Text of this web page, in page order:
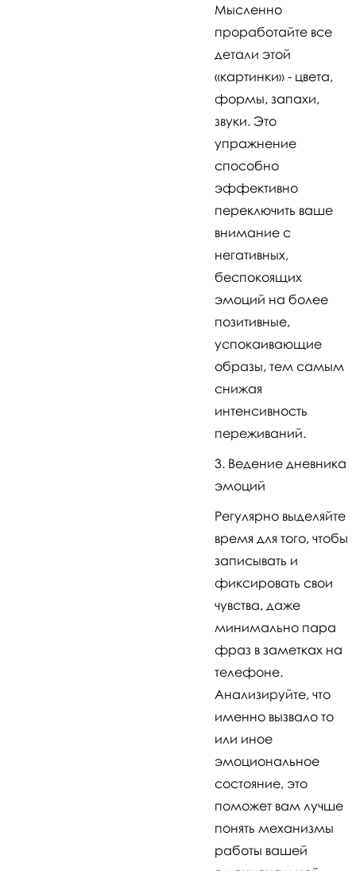
Мысленно
проработайте все
детали этой
«картинки» - цвета,
формы, запахи,
звуки. Это
упражнение
способно
эффективно
переключить ваше
внимание с
негативных,
беспокоящих
эмоций на более
позитивные,
успокаивающие
образы, тем самым
снижая
интенсивность
переживаний.
Ведение дневника
эмоций
Регулярно выделяйте
время для того, чтобы
записывать и
фиксировать свои
чувства, даже
минимально пара
фраз в заметках на
телефоне.
Анализируйте, что
именно вызвало то
или иное
эмоциональное
состояние, это
поможет вам лучше
понять механизмы
работы вашей